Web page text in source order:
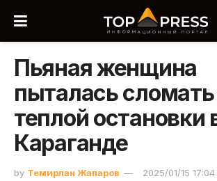
Пьяная женщина
пыталась
теплой остановки
Караганде
by Темирлан Жапаров 2025/01/15 17:04